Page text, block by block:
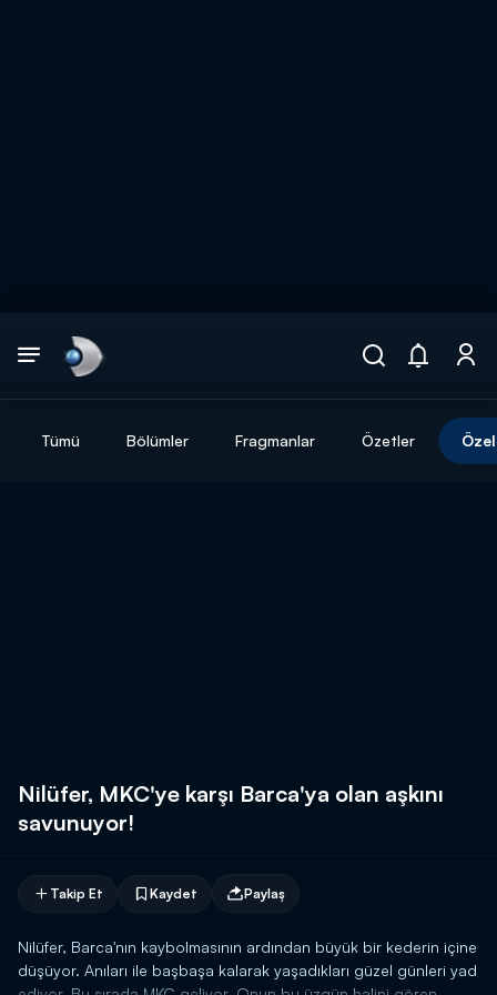
Tümü Bölümler Fragmanlar Özetler
Nilüfer, MKC'ye karşı Barca'ya olan aşkını
savunuyor!
Takip Et Kaydet Paylaş
Nilüfer, Barca'nın kaybolmasının ardından büyük bir kederin içine
düşüyor. Anıları ile başbaşa kalarak yaşadıkları güzel günleri yad